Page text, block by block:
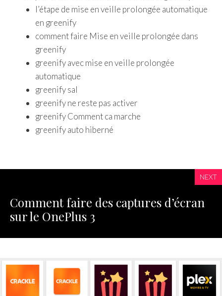
l’étape de mise en veille prolongée automatique
en greenify
comment faire Mise en veille prolongée dans
greenify
greenify avec mise en veille prolongée
automatique
greenify sal
greenify ne reste pas activer
greenify Comment ca marche
greenify auto hiberné
NEXT
Comment faire des captures d’écran
sur le OnePlus 3